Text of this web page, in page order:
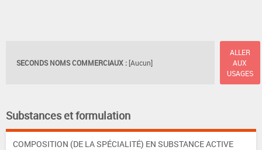
SECONDS NOMS COMMERCIAUX : [Aucun]
ALLER
AUX
USAGES
Substances et formulation
COMPOSITION (DE LA SPÉCIALITÉ) EN SUBSTANCE ACTIVE